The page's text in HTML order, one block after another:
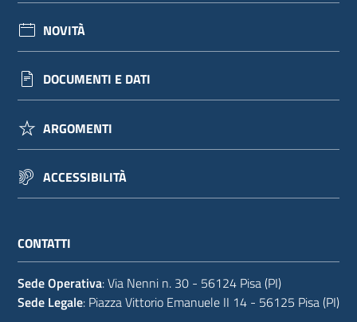
NOVITÀ
DOCUMENTI E DATI
ARGOMENTI
ACCESSIBILITÀ
CONTATTI
Sede Operativa: Via Nenni n. 30 - 56124 Pisa (PI)
Sede Legale: Piazza Vittorio Emanuele II 14 - 56125 Pisa (PI)